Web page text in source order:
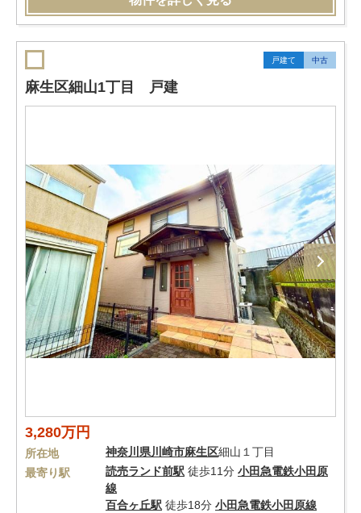
戸建て 中古
麻生区細山1丁目 戸建
3,280万円
所在地 神奈川県川崎市麻生区細山１丁目
最寄り駅
読売ランド前駅 徒歩11分 小田急電鉄小田原
線
百合ヶ丘駅 徒歩18分 小田急電鉄小田原線